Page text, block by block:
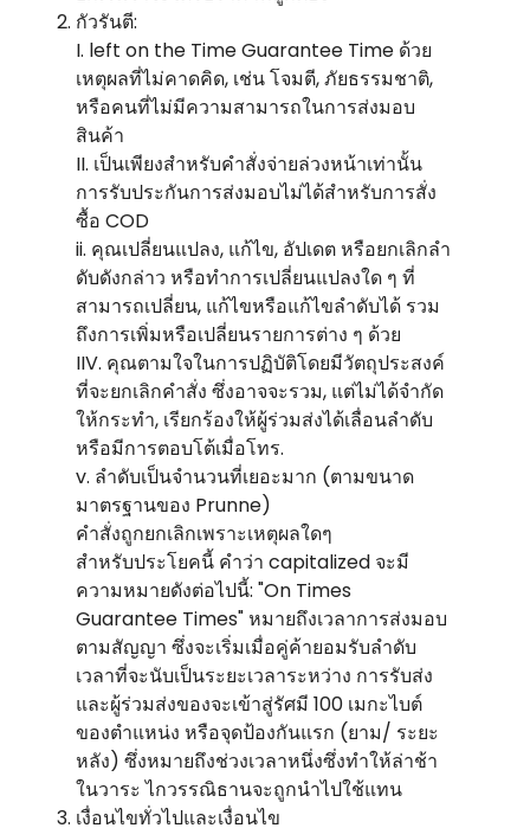
กัวรันตี:
I. left on the Time Guarantee Time ด้วย
เหตุผลที่ไม่คาดคิด, เช่น โจมตี, ภัยธรรมชาติ,
หรือคนที่ไม่มีความสามารถในการส่งมอบ
สินค้า
II. เป็นเพียงสําหรับคําสั่งจ่ายล่วงหน้าเท่านั้น
การรับประกันการส่งมอบไม่ได้สําหรับการสั่ง
ซื้อ COD
ii. คุณเปลี่ยนแปลง, แก้ไข, อัปเดต หรือยกเลิกลํา
ดับดังกล่าว หรือทําการเปลี่ยนแปลงใด ๆ ที่
สามารถเปลี่ยน, แก้ไขหรือแก้ไขลําดับได้ รวม
ถึงการเพิ่มหรือเปลี่ยนรายการต่าง ๆ ด้วย
IIV. คุณตามใจในการปฏิบัติโดยมีวัตถุประสงค์
ที่จะยกเลิกคําสั่ง ซึ่งอาจจะรวม, แต่ไม่ได้จํากัด
ให้กระทํา, เรียกร้องให้ผู้ร่วมส่งได้เลื่อนลําดับ
หรือมีการตอบโต้เมื่อโทร.
v. ลําดับเป็นจํานวนที่เยอะมาก (ตามขนาด
มาตรฐานของ Prunne)
คําสั่งถูกยกเลิกเพราะเหตุผลใดๆ
สําหรับประโยคนี้ คําว่า capitalized จะมี
ความหมายดังต่อไปนี้: "On Times
Guarantee Times" หมายถึงเวลาการส่งมอบ
ตามสัญญา ซึ่งจะเริ่มเมื่อคู่ค้ายอมรับลําดับ
เวลาที่จะนับเป็นระยะเวลาระหว่าง การรับส่ง
และผู้ร่วมส่งของจะเข้าสู่รัศมี 100 เมกะไบต์
ของตําแหน่ง หรือจุดป้องกันแรก (ยาม/ ระยะ
หลัง) ซึ่งหมายถึงช่วงเวลาหนึ่งซึ่งทําให้ล่าช้า
ในวาระ ไกวรรณิธานจะถูกนําไปใช้แทน
เงื่อนไขทั่วไปและเงื่อนไข